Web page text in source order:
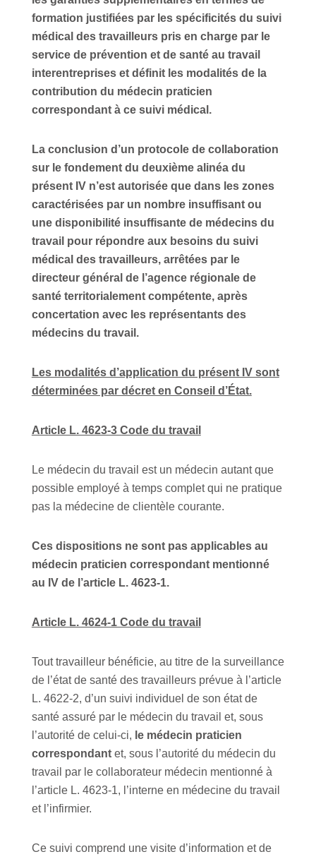
formation justifiées par les spécificités du suivi
médical des travailleurs pris en charge par le
service de prévention et de santé au travail
interentreprises et définit les modalités de la
contribution du médecin praticien
correspondant à ce suivi médical.
La conclusion d’un protocole de collaboration
sur le fondement du deuxième alinéa du
présent IV n’est autorisée que dans les zones
caractérisées par un nombre insuffisant ou
une disponibilité insuffisante de médecins du
travail pour répondre aux besoins du suivi
médical des travailleurs, arrêtées par le
directeur général de l’agence régionale de
santé territorialement compétente, après
concertation avec les représentants des
médecins du travail.
Les modalités d’application du présent IV sont
déterminées par décret en Conseil d’État.
Article L. 4623-3 Code du travail
Le médecin du travail est un médecin autant que
possible employé à temps complet qui ne pratique
pas la médecine de clientèle courante.
Ces dispositions ne sont pas applicables au
médecin praticien correspondant mentionné
au IV de l’article L. 4623-1.
Article L. 4624-1 Code du travail
Tout travailleur bénéficie, au titre de la surveillance
de l’état de santé des travailleurs prévue à l’article
L. 4622-2, d’un suivi individuel de son état de
santé assuré par le médecin du travail et, sous
l’autorité de celui-ci, le médecin praticien
correspondantet, sous l’autorité du médecin du
travail par le collaborateur médecin mentionné à
l’article L. 4623-1, l’interne en médecine du travail
et l’infirmier.
Ce suivi comprend une visite d’information et de